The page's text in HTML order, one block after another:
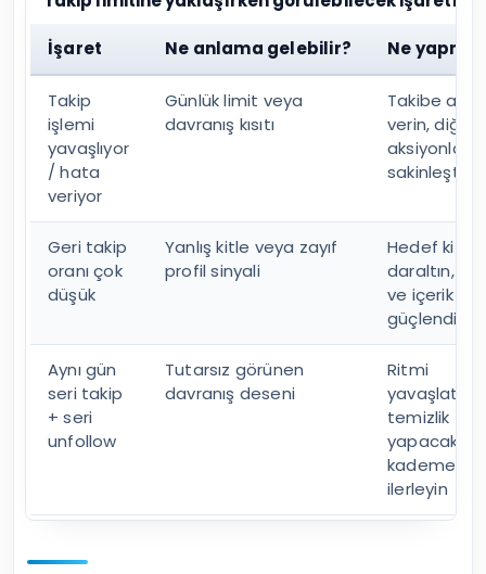
İşaret Ne anlama gelebilir? Ne
Takip
işlemi
yavaşlıyor
/ hata
veriyor
Günlük limit veya
davranış kısıtı
Takibe ara
verin, diğer
aksiyonları
sakinleştirin
Geri takip
oranı çok
düşük
Yanlış kitle veya zayıf
profil sinyali
Hedef
daraltın,
ve içerik
güçlendirin
Aynı gün
seri takip
+ seri
unfollow
Tutarsız görünen
davranış deseni
Ritmi
yavaşlatın,
temizlik
kademeli
ilerleyin